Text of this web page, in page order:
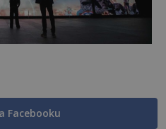
Facebooku